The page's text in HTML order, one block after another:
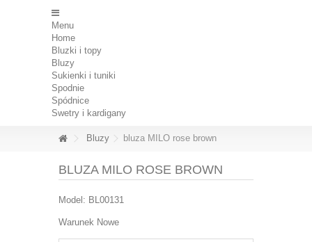
Menu
Home
Bluzki i topy
Bluzy
Sukienki i tuniki
Spodnie
Spódnice
Swetry i kardigany
Bluzy bluza MILO rose brown
BLUZA MILO ROSE BROWN
Model: BL00131
Warunek Nowe